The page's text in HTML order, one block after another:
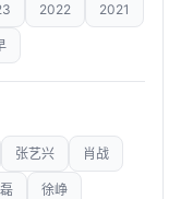
2022 2021
张艺兴 肖战
徐峥